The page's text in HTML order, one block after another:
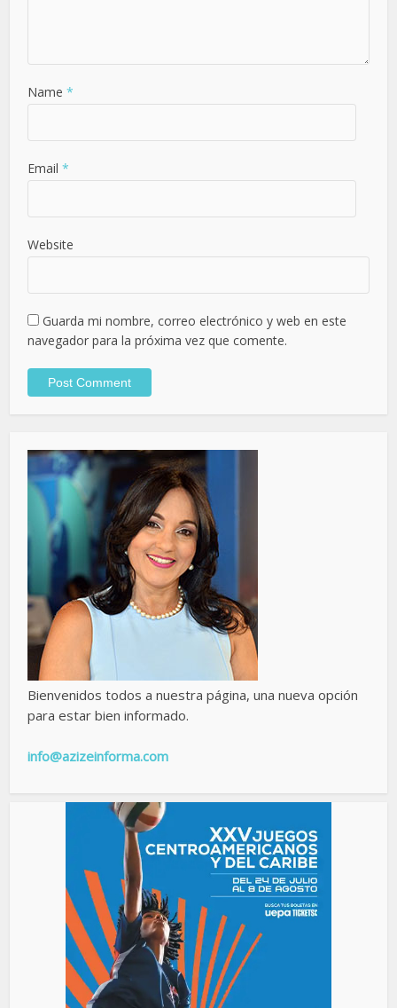
Name *
Email *
Website
Guarda mi nombre, correo electrónico y web en este
navegador para la próxima vez que comente.
Bienvenidos todos a nuestra página, una nueva opción
para estar bien informado.
info@azizeinforma.com